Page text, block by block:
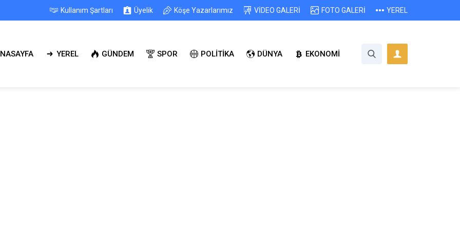
Kullanım Şartları Üyelik Köşe Yazarlarımız VİDEO GALERİ FOTO GALERİ YEREL
YEREL GÜNDEM SPOR POLİTİKA DÜNYA EKONOMİ